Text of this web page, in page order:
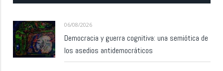
06/08/2026
Democracia y guerra cognitiva: una semiótica de
los asedios antidemocráticos